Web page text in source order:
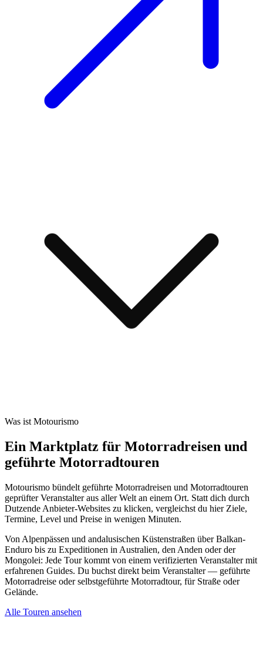
Was ist Motourismo
Ein Marktplatz für Motorradreisen und
geführte Motorradtouren
Motourismo bündelt geführte Motorradreisen und Motorradtouren
geprüfter Veranstalter aus aller Welt an einem Ort. Statt dich durch
Dutzende Anbieter-Websites zu klicken, vergleichst du hier Ziele,
Termine, Level und Preise in wenigen Minuten.
Von Alpenpässen und andalusischen Küstenstraßen über Balkan-
Enduro bis zu Expeditionen in Australien, den Anden oder der
Mongolei: Jede Tour kommt von einem verifizierten Veranstalter mit
erfahrenen Guides. Du buchst direkt beim Veranstalter — geführte
Motorradreise oder selbstgeführte Motorradtour, für Straße oder
Gelände.
Alle Touren ansehen